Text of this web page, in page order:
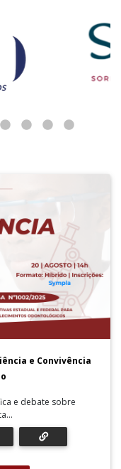
e Convivência
e debate sobre